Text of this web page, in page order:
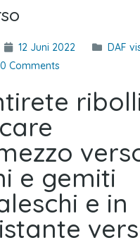
12 Juni 2022
DAF
0 Comments
e gemiti
e in